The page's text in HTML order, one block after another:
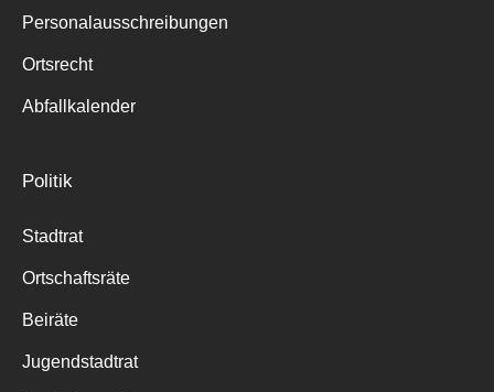
Personalausschreibungen
Ortsrecht
Abfallkalender
Politik
Stadtrat
Ortschaftsräte
Beiräte
Jugendstadtrat